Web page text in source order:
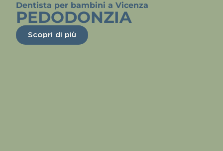
Dentista per bambini a Vicenza
PEDODONZIA
Scopri di più